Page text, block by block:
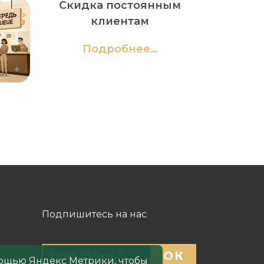
Скидка постоянным
клиентам
Подробнее…
Подпишитесь на нас
ОК
Яндекс Метрики, чтобы